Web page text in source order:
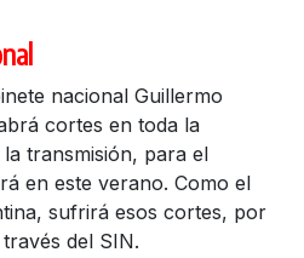
nacional Guillermo
cortes en toda la
transmisión, para el
en este verano. Como el
sufrirá esos cortes, por
del SIN.